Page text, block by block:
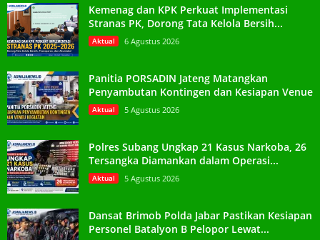
Kemenag dan KPK Perkuat Implementasi
Stranas PK, Dorong Tata Kelola Bersih...
Aktual 6 Agustus 2026
Panitia PORSADIN Jateng Matangkan
Penyambutan Kontingen dan Kesiapan Venue
Aktual 5 Agustus 2026
Polres Subang Ungkap 21 Kasus Narkoba, 26
Tersangka Diamankan dalam Operasi...
Aktual 5 Agustus 2026
Dansat Brimob Polda Jabar Pastikan Kesiapan
Personel Batalyon B Pelopor Lewat...